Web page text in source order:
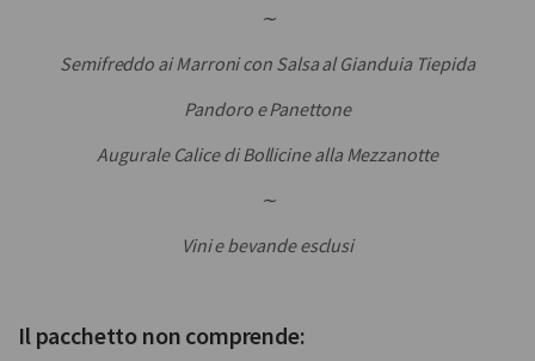
∼
Semifreddo ai Marroni con Salsa al Gianduia Tiepida
Pandoro e Panettone
Augurale Calice di Bollicine alla Mezzanotte
∼
Vini e bevande esclusi
Il pacchetto non comprende: